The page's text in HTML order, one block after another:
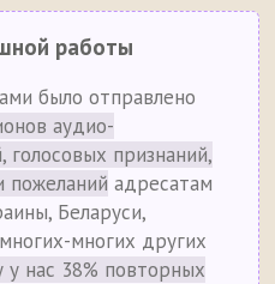
работы
было отправлено
аудио-
голосовых признаний,
пожеланий адресатам
Беларуси,
многих других
у нас 38% повторных